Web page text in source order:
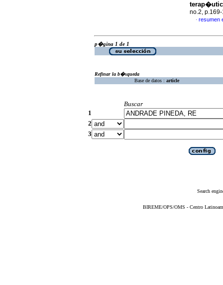
no.2,
· resumen
p�gina 1 de 1
Refinar la b�squeda
Base de datos : article
Buscar
1
2
3
Search
BIREME/OPS/OMS - Centro